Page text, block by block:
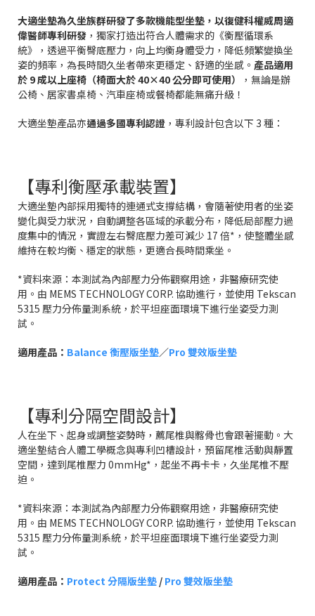
大適坐墊為久坐族群研發了多款機能型坐墊，以復健科權威周適
偉醫師專利研發 ，獨家打造出符合人體需求的《衡壓循環系
統》，透過平衡臀底壓力，向上均衡身體受力，降低頻繁變換坐
姿的頻率，為長時間久坐者帶來更穩定、舒適的坐感。 產品適用
於 9 成以上座椅（椅面大於 40×40 公分即可使用）
，無論是辦
公椅、居家書桌椅、汽車座椅或餐椅都能無痛升級！
大適坐墊產品亦通過多國專利認證 ，專利設計包含以下 3 種：
【專利衡壓承載裝置】
大適坐墊內部採用獨特的連通式支撐結構，會隨著使用者的坐姿
變化與受力狀況，自動調整各區域的承載分布，降低局部壓力過
度集中的情況，實證左右臀底壓力差可減少 17 倍*，使整體坐感
維持在較均衡、穩定的狀態，更適合長時間乘坐。
*資料來源：本測試為內部壓力分佈觀察用途，非醫療研究使
用。由 MEMS TECHNOLOGY CORP. 協助進行，並使用 Tekscan
5315 壓力分佈量測系統，於平坦座面環境下進行坐姿受力測
試。
適用產品： Balance 衡壓版坐墊／Pro 雙效版坐墊
【專利分隔空間設計】
人在坐下、起身或調整姿勢時，薦尾椎與髂骨也會跟著擺動。大
適坐墊結合人體工學概念與專利凹槽設計，預留尾椎活動與靜置
空間，達到尾椎壓力 0mmHg*，起坐不再卡卡，久坐尾椎不壓
迫。
*資料來源：本測試為內部壓力分佈觀察用途，非醫療研究使
用。由 MEMS TECHNOLOGY CORP. 協助進行，並使用 Tekscan
5315 壓力分佈量測系統，於平坦座面環境下進行坐姿受力測
試。
適用產品： Protect 分隔版坐墊 / Pro 雙效版坐墊